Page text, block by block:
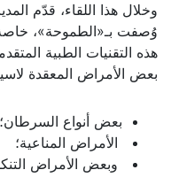
وخلال هذا اللقاء، قدّم
وُصفت بـ«الطموحة»، خاصة
هذه التقنيات الطبية
بعض الأمراض المعقدة
بعض أنواع السرطان؛
الأمراض المناعية؛
وبعض الأمراض